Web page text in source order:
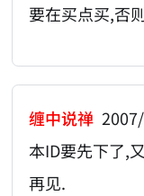
要在买点买,否
缠中说禅
本ID要先下了,
再见.